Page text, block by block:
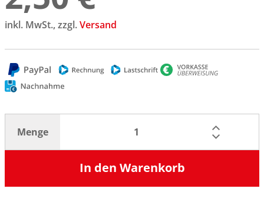
inkl. MwSt., zzgl.Versand
Menge
In den Warenkorb